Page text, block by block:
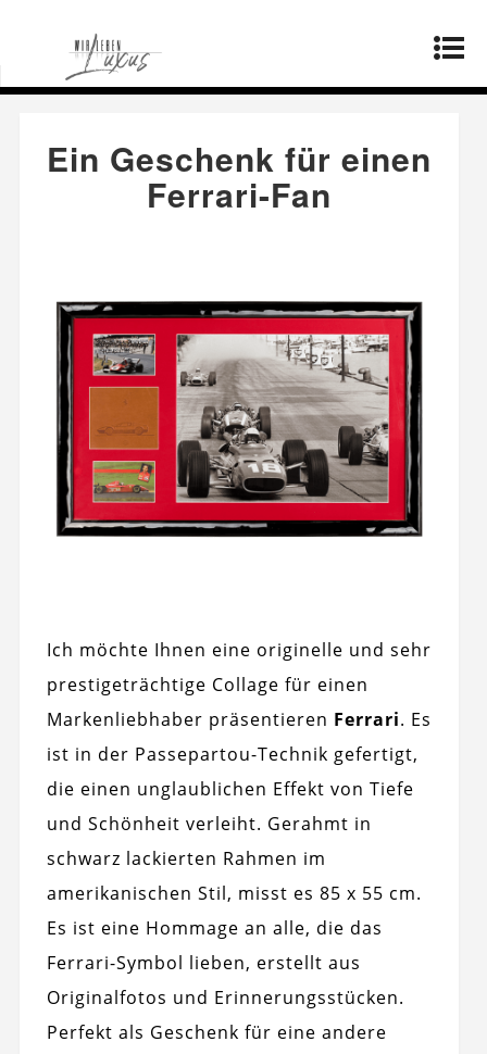
Startseite»
Ein Geschenk für einen
Ferrari-Fan
Ein Geschenk für einen
Ferrari-Fan
Ich möchte Ihnen eine originelle und sehr
prestigeträchtige Collage für einen
Markenliebhaber präsentieren Ferrari. Es
ist in der Passepartou-Technik gefertigt,
die einen unglaublichen Effekt von Tiefe
und Schönheit verleiht. Gerahmt in
schwarz lackierten Rahmen im
amerikanischen Stil, misst es 85 x 55 cm.
Es ist eine Hommage an alle, die das
Ferrari-Symbol lieben, erstellt aus
Originalfotos und Erinnerungsstücken.
Perfekt als Geschenk für eine andere